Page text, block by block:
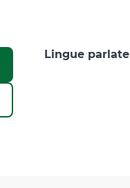
Lingue parlate
Lingue parlate